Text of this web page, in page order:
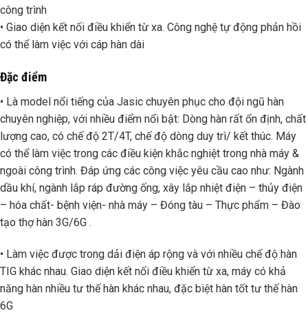
công trình
• Giao diện kết nối điều khiển từ xa. Công nghệ tự động phản hồi
có thể làm việc với cáp hàn dài
Đặc điểm
• Là model nổi tiếng của Jasic chuyên phục cho đội ngũ hàn
chuyên nghiệp, với nhiều điểm nổi bật: Dòng hàn rất ổn định, chất
lượng cao, có chế độ 2T/4T, chế độ dòng duy trì/ kết thúc. Máy
có thể làm việc trong các điều kiện khắc nghiệt trong nhà máy &
ngoài công trình. Đáp ứng các công việc yêu cầu cao như: Ngành
dầu khí, ngành lắp ráp đường ống, xây lắp nhiệt điện – thủy điện
– hóa chất- bệnh viện- nhà máy – Đóng tàu – Thực phẩm – Đào
tạo thợ hàn 3G/6G .
• Làm việc được trong dải điện áp rộng và với nhiều chế độ hàn
TIG khác nhau. Giao diện kết nối điều khiển từ xa, máy có khả
năng hàn nhiều tư thế hàn khác nhau, đặc biệt hàn tốt tư thế hàn
6G